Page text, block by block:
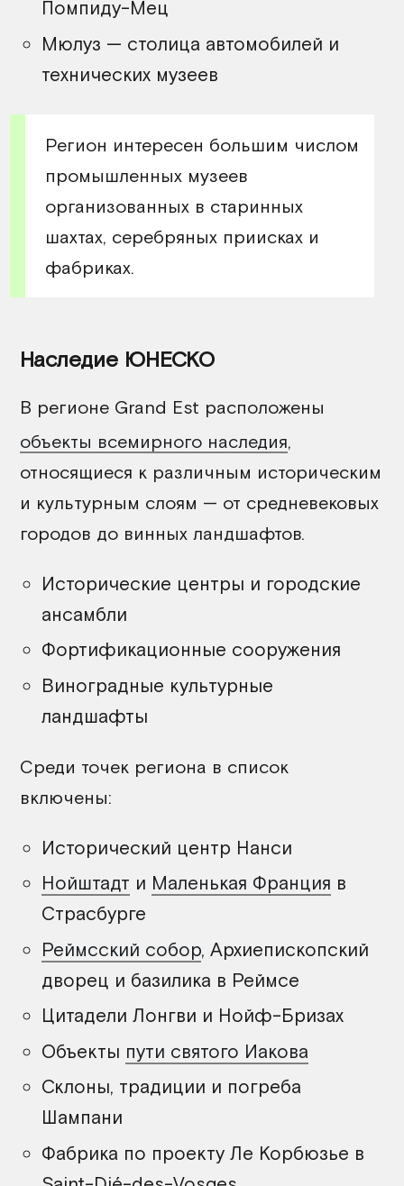
Помпиду-Мец
Мюлуз — столица автомобилей и
технических музеев
Регион интересен большим числом
промышленных музеев
организованных в старинных
шахтах, серебряных приисках и
фабриках.
Наследие ЮНЕСКО
В регионе Grand Est расположены
объекты всемирного наследия,
относящиеся к различным историческим
и культурным слоям — от средневековых
городов до винных ландшафтов.
Исторические центры и городские
ансамбли
Фортификационные сооружения
Виноградные культурные
ландшафты
Среди точек региона в список
включены:
Исторический центр Нанси
Нойштадт и Маленькая Франция в
Страсбурге
Реймсский собор, Архиепископский
дворец и базилика в Реймсе
Цитадели Лонгви и Нойф-Бризах
Объекты пути святого Иакова
Склоны, традиции и погреба
Шампани
Фабрика по проекту Ле Корбюзье в